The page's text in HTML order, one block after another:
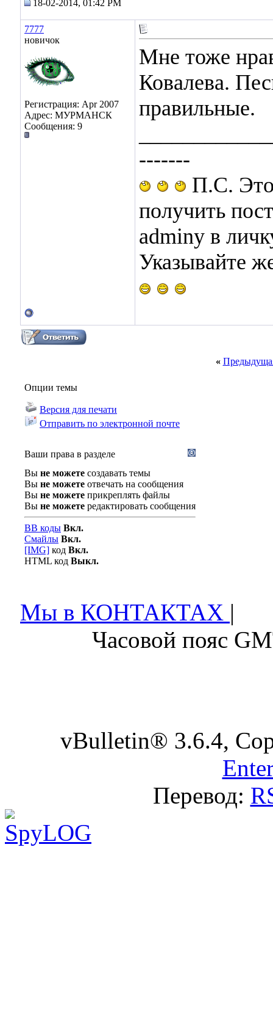
18-02-2014, 01:42 PM
7777
новичок
Регистрация: Apr 2007
Адрес: МУРМАНСК
Сообщения: 9
Мне тоже
Ковалeва.
правильные.
-------
П.С.
получить
adminу в
Указывайте
«
Опции темы
Версия для печати
Отправить по электронной почте
Ваши права в разделе
Вы не можете создавать темы
Вы не можете отвечать на сообщения
Вы не можете прикреплять файлы
Вы не можете редактировать сообщения
BB коды Вкл.
Смайлы Вкл.
[IMG] код Вкл.
HTML код Выкл.
Мы в КОНТАКТАХ |
Часовой пояс
vBulletin® 3.6.4,
Перевод: